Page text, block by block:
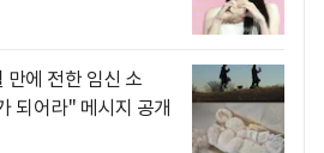
만에 전한 임신 소
되어라" 메시지 공개